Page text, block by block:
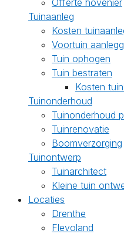
Offerte hovenier
Tuinaanleg
Kosten
Voortuin
Tuin ophogen
Tuin bestraten
Kosten
Tuinonderhoud
Tuinonderhoud
Tuinrenovatie
Boomverzorging
Tuinontwerp
Tuinarchitect
Kleine tuin
Locaties
Drenthe
Flevoland